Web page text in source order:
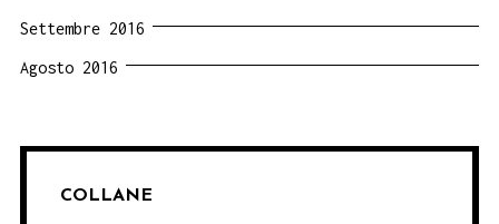
Settembre 2016
Agosto 2016
COLLANE